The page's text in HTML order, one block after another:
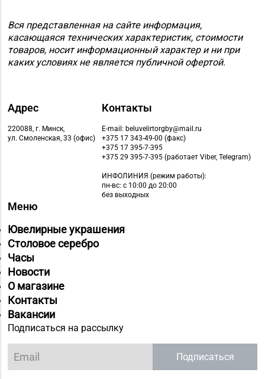
Вся представленная на сайте информация,
касающаяся технических характеристик, стоимости
товаров, носит информационный характер и ни при
каких условиях не является публичной офертой.
Адрес
220088, г. Минск,
ул. Смоленская, 33 (офис)
Контакты
E-mail: beluvelirtorgby@mail.ru
+375 17 343-49-00 (факс)
+375 17 395-7-395
+375 29 395-7-395 (работает Viber, Telegram)
ИНФОЛИНИЯ (режим работы):
пн-вс: с 10:00 до 20:00
без выходных
Меню
Ювелирные украшения
Столовое серебро
Часы
Новости
О магазине
Контакты
Вакансии
Подписаться на рассылку
Подписаться